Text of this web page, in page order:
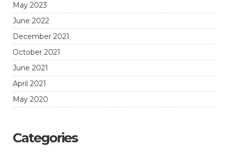
May 2023
June 2022
December 2021
October 2021
June 2021
April 2021
May 2020
Categories